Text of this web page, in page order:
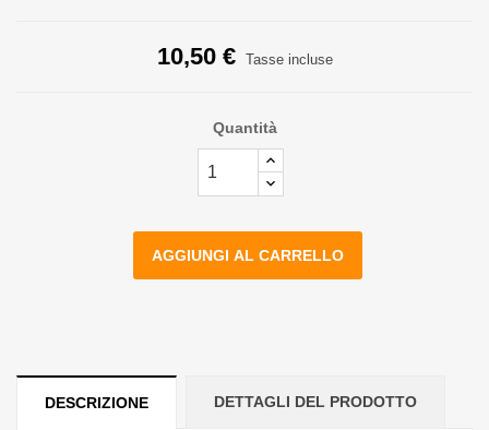
10,50 € Tasse incluse
Quantità
AGGIUNGI AL CARRELLO
DESCRIZIONE DETTAGLI DEL PRODOTTO